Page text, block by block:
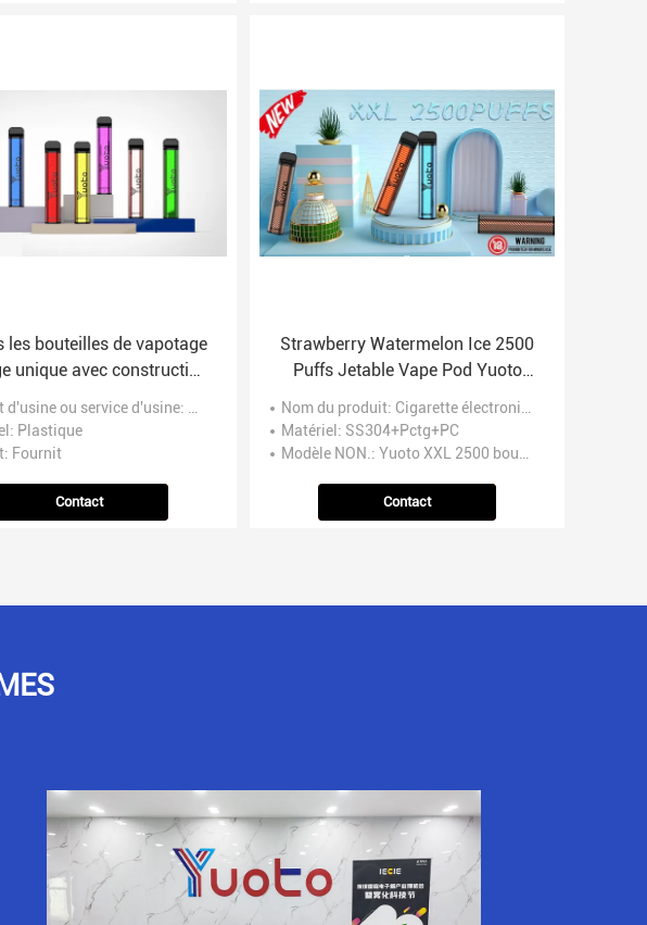
les bouteilles de vapotage
unique avec construction
en plastique
d'usine ou service d'usine: C' est acceptable.
: Plastique
: Fournit
Contact
Strawberry Watermelon Ice 2500
Puffs Jetable Vape Pod Yuoto
XXL 7ml Ejuice 1200mAh Batterie
de Chine
Nom du produit: Cigarette électronique jetable
Matériel : SS304+Pctg+PC
Modèle NON. : Yuoto XXL 2500 bouffées
Contact